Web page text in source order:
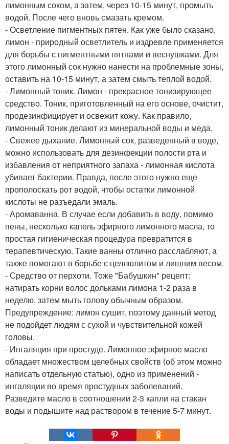
лимонным соком, а затем, через 10-15 минут, промыть
водой. После чего вновь смазать кремом.
- Осветление пигментных пятен. Как уже было сказано,
лимон - природный осветлитель и издревле применяется
для борьбы с пигментными пятнами и веснушками. Для
этого лимонный сок нужно нанести на проблемные зоны,
оставить на 10-15 минут, а затем смыть теплой водой.
- Лимонный тоник. Лимон - прекрасное тонизирующее
средство. Тоник, приготовленный на его основе, очистит,
продезинфицирует и освежит кожу. Как правило,
лимонный тоник делают из минеральной воды и меда.
- Свежее дыхание. Лимонный сок, разведенный в воде,
можно использовать для дезинфекции полости рта и
избавления от неприятного запаха - лимонная кислота
убивает бактерии. Правда, после этого нужно еще
прополоскать рот водой, чтобы остатки лимонной
кислоты не разъедали эмаль.
- Аромаванна. В случае если добавить в воду, помимо
пены, несколько капель эфирного лимонного масла, то
простая гигиеническая процедура превратится в
терапевтическую. Такие ванны отлично расслабляют, а
также помогают в борьбе с целлюлитом и лишним весом.
- Средство от перхоти. Тоже "Бабушкин" рецепт:
натирать корни волос дольками лимона 1-2 раза в
неделю, затем мыть голову обычным образом.
Предупреждение: лимон сушит, поэтому данный метод
не подойдет людям с сухой и чувствительной кожей
головы.
- Ингаляция при простуде. Лимонное эфирное масло
обладает множеством целебных свойств (об этом можно
написать отдельную статью), одно из применений -
ингаляции во время простудных заболеваний.
Разведите масло в соотношении 2-3 капли на стакан
воды и подышите над раствором в течение 5-7 минут.